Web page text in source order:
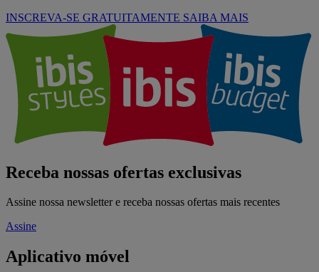
INSCREVA-SE GRATUITAMENTE SAIBA MAIS
Receba nossas ofertas exclusivas
Assine nossa newsletter e receba nossas ofertas mais recentes
Assine
Aplicativo móvel